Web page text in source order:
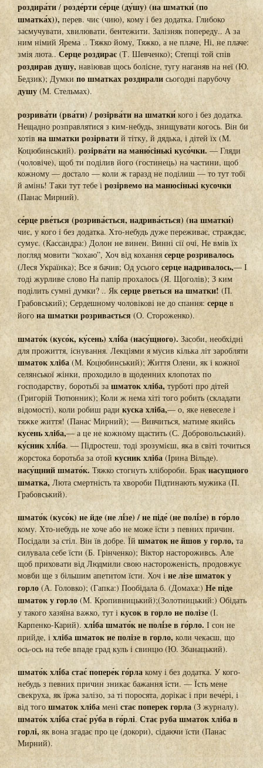
роздира́ти/ розде́рти се́рце (ду́шу) (на шматки́ (по
шматка́х)), перев. чиє (чию), кому і без додатка. Глибоко
засмучувати, хвилювати, бентежити. Залізняк попереду.. А за
ним німий Ярема .. Тяжко йому, Тяжко, а не плаче, Ні, не плаче:
змія люта..Серце роздирає (Т. Шевченко); Степці той спів
роздирав душу, навіював щось болісне, тугу наганяв на неї (Ю.
Бедзик); Думкипо шматках роздирали сьогодні парубочу
душу (М. Стельмах).
розрива́ти (рва́ти) / розірва́ти на шматки́кого і без додатка.
Нещадно розправлятися з ким-небудь, знищувати когось. Він би
хотів на шматки розірвати й тітку, й дядька, і дітей їх (М.
Коцюбинський). розірва́ти на маню́сінькі кусо́чки. — Гляди
(чоловіче), щоб ти поділив його (гостинець) на частини, щоб
кожному — достало — коли ж гаразд не поділиш — то тут тобі
й амінь! Таки тут тебе ірозірвемо на манюсінькі кусочки
(Панас Мирний).
се́рце рве́ться (розрива́ється, надрива́ється) (на шматки́)
чиє, у кого і без додатка. Хто-небудь дуже переживає, страждає,
сумує. (Кассандра:) Долон не винен. Винні сії очі, Не вмів їх
погляд мовити “кохаю”, Хоч від коханнясерце розривалось
(Леся Українка); Все я бачив; Од усьогосерце надривалось,— І
тоді журливе слово На папір прохалось (Я. Щоголів); З ким
поділить сумні думки? .. Як серце рветься на шматки! (П.
Грабовський); Сердешному чоловікові не до спання: серце в
його нашматки розривається (О. Стороженко).
шмато́к (кусо́к, ку́сень) хлі́ба (насу́щного). Засоби, необхідні
для прожиття, існування. Лекціями я мусив кілька літ заробляти
шматок хліба (М. Коцюбинський); Життя Олени, як і кожної
селянської жінки, проходило в щоденних клопотах по
господарству, боротьбі зашматок хліба,турботі про дітей
(Григорій Тютюнник); Коли ж нема хіті того робить (складати
відомості), коли робиш ради куска хліба,— о, яке невеселе і
тяжке життя! (Панас Мирний); — Вивчиться, матиме якийсь
кусень хліба,— а це не кожному щастить (С. Добровольський).
ку́сник хлі́ба. — Підростеш, тоді зрозумієш, яка в світі точиться
жорстока боротьба за отойкусник хліба (Ірина Вільде).
насу́щний шмато́к. Тяжко стогнуть хлібороби. Бракнасущного
шматка, Люта смертність та хвороби Підтинають мужика (П.
Грабовський).
шмато́к (кусо́к) не йде (не лі́зе) / не піде́ (не полі́зе) в го́рло
кому. Хто-небудь не хоче або не може їсти з певних причин.
Посідали за стіл. Він їв добре. Їй шматок не йшов у горло,та
силувала себе їсти (Б. Грінченко); Віктор настороживсь. Але
щоб приховати від Людмили свою настороженість, продовжує
мовби ще з більшим апетитом їсти. Хоч і не лізе шматок у
горло (А. Головко); (Гапка:) Пообідала б. (Домаха:)Не піде
шматок у горло (М. Кропивницький);(Золотницький:) Обідать
у такого хазяїна важко, тут і кусок в горло не полізе (І.
Карпенко-Карий).хлі́ба шмато́к не полі́зе в го́рло. І сон не
прийде, і хліба шматок не полізе в горло, коли чекаєш, що
ось-ось на тебе впаде град куль і свинцю (Ю. Збанацький).
шмато́к хлі́ба стає́ попере́к го́рла кому і без додатка. У кого-
небудь з певних причин зникає бажання їсти. — Їсть мене
свекруха, як їржа залізо, за ті поросята, дорікає і при вече́рі, і
від того шматок хлібамені стає поперек горла(З журналу).
шмато́к хлі́ба стає́ ру́ба в го́рлі.Стає руба шматок хліба в
горлі,як вона згадає про це (докори), сідаючи їсти (Панас
Мирний).